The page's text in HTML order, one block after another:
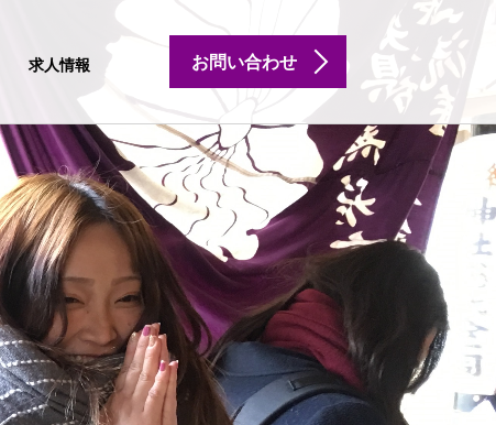
求人情報 お問い合わせ